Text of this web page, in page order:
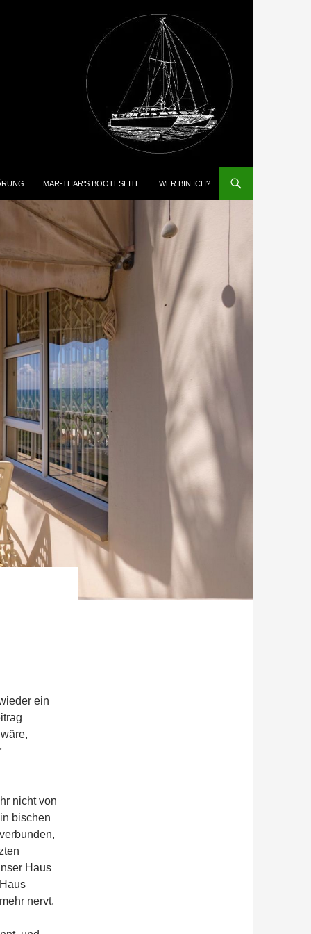
MAR-THAR’S BOOTESEITE WER BIN ICH?
ein
nicht von
bischen
Haus
nervt.